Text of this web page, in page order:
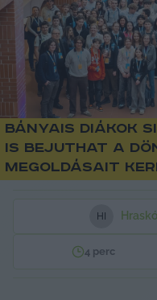
Bányais diákok
is bejuthat a
megoldásait
HI
4perc